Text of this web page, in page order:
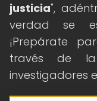
justicia",
verdad se
¡Prepárate
través de
investigadores